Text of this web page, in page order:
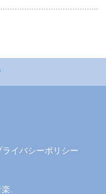
ライバシーポリシー
.